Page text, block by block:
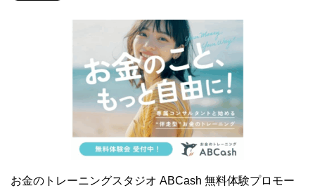
お金のトレーニングスタジオ ABCash 無料体験プロモー